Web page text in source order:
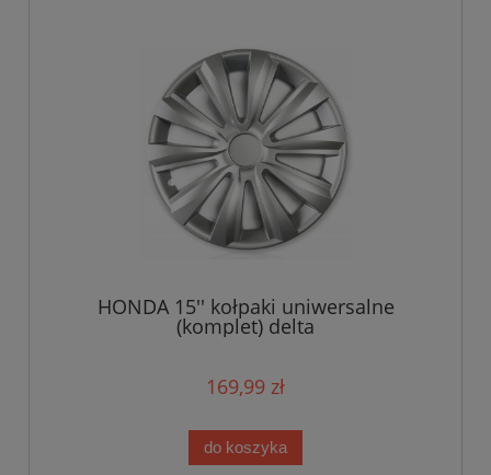
HONDA 15'' kołpaki uniwersalne
(komplet) delta
169,99 zł
do koszyka